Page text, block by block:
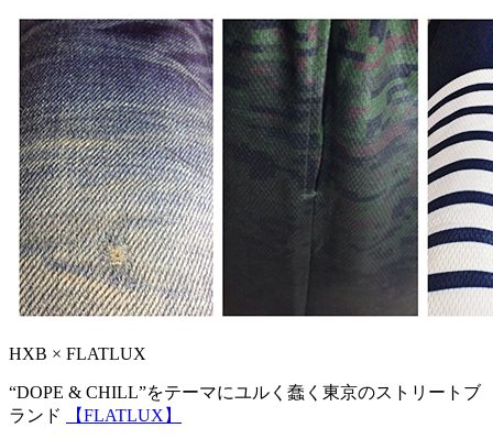
HXB × FLATLUX
“DOPE & CHILL”をテーマにユルく蠢く東京のストリートブ
ランド
【FLATLUX】